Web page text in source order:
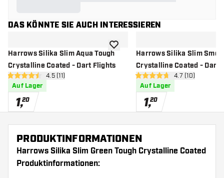
DAS KÖNNTE SIE AUCH INTERESSIEREN
Harrows Silika Slim Aqua Tough
Crystalline Coated - Dart Flights
Bewertungsbereich öffnen
4.5 Bewertungssterne
4.5 (11)
Auf Lager
1,20
Zur Wunschliste hinzufügen
Harrows Silika Slim
Crystalline Coated - Dart
4.7 Bewertungssterne
4.7 (10)
Auf Lager
1,20
PRODUKTINFORMATIONEN
Harrows Silika Slim Green Tough Crystalline Coated
Produktinformationen: